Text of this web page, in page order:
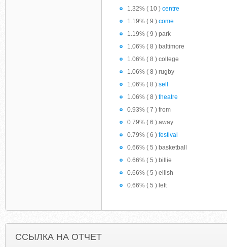
1.32% ( 10 ) centre
1.19% ( 9 ) come
1.19% ( 9 ) park
1.06% ( 8 ) baltimore
1.06% ( 8 ) college
1.06% ( 8 ) rugby
1.06% ( 8 ) sell
1.06% ( 8 ) theatre
0.93% ( 7 ) from
0.79% ( 6 ) away
0.79% ( 6 ) festival
0.66% ( 5 ) basketball
0.66% ( 5 ) billie
0.66% ( 5 ) eilish
0.66% ( 5 ) left
ССЫЛКА НА ОТЧЕТ